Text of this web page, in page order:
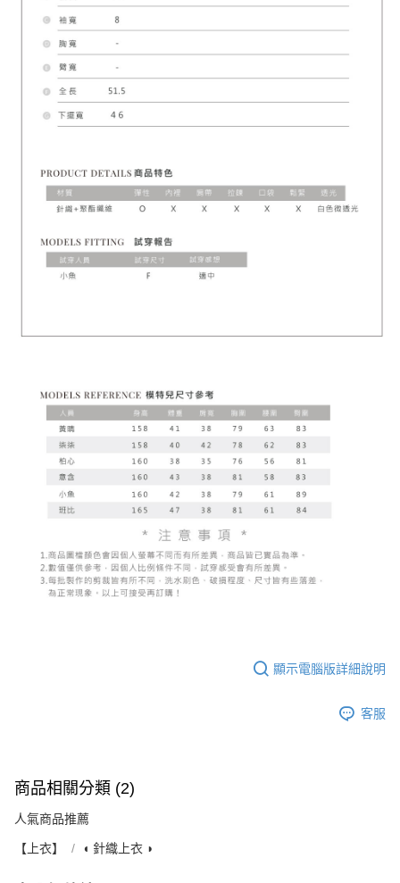
顯示電腦版詳細說明
客服
商品相關分類 (2)
人氣商品推薦
【上衣】 ◖ 針織上衣 ◗